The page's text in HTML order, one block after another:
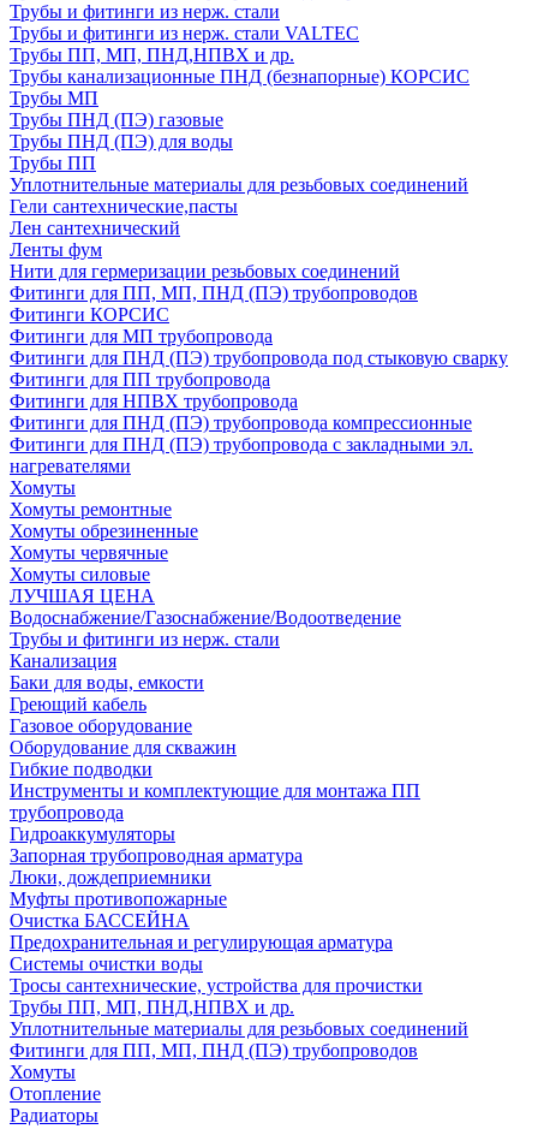
Трубы и фитинги из нерж. стали
Трубы и фитинги из нерж. стали VALTEC
Трубы ПП, МП, ПНД,НПВХ и др.
Трубы канализационные ПНД (безнапорные) КОРСИС
Трубы МП
Трубы ПНД (ПЭ) газовые
Трубы ПНД (ПЭ) для воды
Трубы ПП
Уплотнительные материалы для резьбовых соединений
Гели сантехнические,пасты
Лен сантехнический
Ленты фум
Нити для гермеризации резьбовых соединений
Фитинги для ПП, МП, ПНД (ПЭ) трубопроводов
Фитинги КОРСИС
Фитинги для МП трубопровода
Фитинги для ПНД (ПЭ) трубопровода под стыковую сварку
Фитинги для ПП трубопровода
Фитинги для НПВХ трубопровода
Фитинги для ПНД (ПЭ) трубопровода компрессионные
Фитинги для ПНД (ПЭ) трубопровода с закладными эл.
нагревателями
Хомуты
Хомуты ремонтные
Хомуты обрезиненные
Хомуты червячные
Хомуты силовые
ЛУЧШАЯ ЦЕНА
Водоснабжение/Газоснабжение/Водоотведение
Трубы и фитинги из нерж. стали
Канализация
Баки для воды, емкости
Греющий кабель
Газовое оборудование
Оборудование для скважин
Гибкие подводки
Инструменты и комплектующие для монтажа ПП
трубопровода
Гидроаккумуляторы
Запорная трубопроводная арматура
Люки, дождеприемники
Муфты противопожарные
Очистка БАССЕЙНА
Предохранительная и регулирующая арматура
Системы очистки воды
Тросы сантехнические, устройства для прочистки
Трубы ПП, МП, ПНД,НПВХ и др.
Уплотнительные материалы для резьбовых соединений
Фитинги для ПП, МП, ПНД (ПЭ) трубопроводов
Хомуты
Отопление
Радиаторы